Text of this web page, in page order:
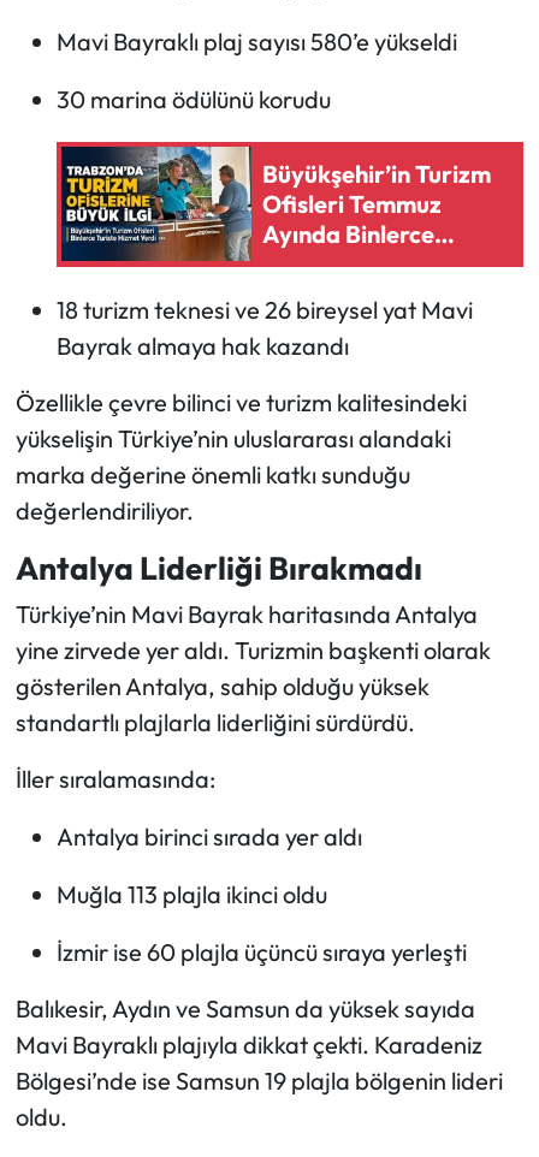
Mavi Bayraklı plaj sayısı 580’e yükseldi
30 marina ödülünü korudu
Büyükşehir’in Turizm
Ofisleri Temmuz
Ayında Binlerce
Turiste Hizmet Verdi
18 turizm teknesi ve 26 bireysel yat Mavi
Bayrak almaya hak kazandı
Özellikle çevre bilinci ve turizm kalitesindeki
yükselişin Türkiye’nin uluslararası alandaki
marka değerine önemli katkı sunduğu
değerlendiriliyor.
Antalya Liderliği Bırakmadı
Türkiye’nin Mavi Bayrak haritasında Antalya
yine zirvede yer aldı. Turizmin başkenti olarak
gösterilen Antalya, sahip olduğu yüksek
standartlı plajlarla liderliğini sürdürdü.
İller sıralamasında:
Antalya birinci sırada yer aldı
Muğla 113 plajla ikinci oldu
İzmir ise 60 plajla üçüncü sıraya yerleşti
Balıkesir, Aydın ve Samsun da yüksek sayıda
Mavi Bayraklı plajıyla dikkat çekti. Karadeniz
Bölgesi’nde ise Samsun 19 plajla bölgenin lideri
oldu.